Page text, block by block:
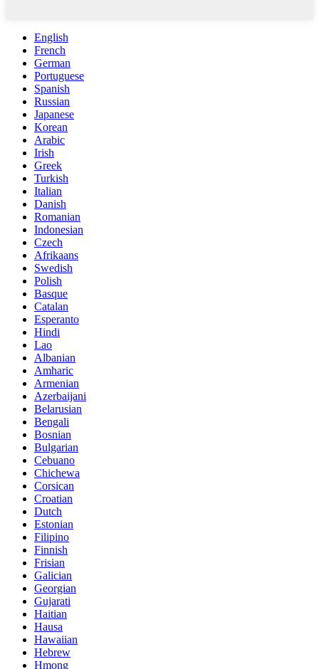
English
French
German
Portuguese
Spanish
Russian
Japanese
Korean
Arabic
Irish
Greek
Turkish
Italian
Danish
Romanian
Indonesian
Czech
Afrikaans
Swedish
Polish
Basque
Catalan
Esperanto
Hindi
Lao
Albanian
Amharic
Armenian
Azerbaijani
Belarusian
Bengali
Bosnian
Bulgarian
Cebuano
Chichewa
Corsican
Croatian
Dutch
Estonian
Filipino
Finnish
Frisian
Galician
Georgian
Gujarati
Haitian
Hausa
Hawaiian
Hebrew
Hmong